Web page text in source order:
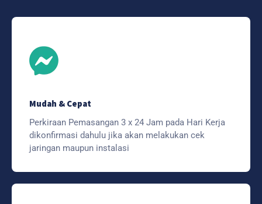
Mudah & Cepat
Perkiraan Pemasangan 3 x 24 Jam pada Hari Kerja
dikonfirmasi dahulu jika akan melakukan cek
jaringan maupun instalasi